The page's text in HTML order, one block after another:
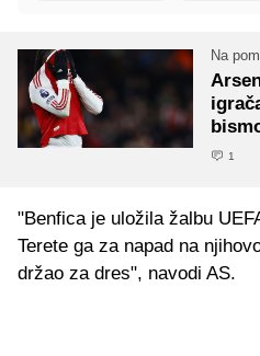
Na
1
"Benfica je uložila žalbu
Terete ga za napad na
držao za dres", navodi AS.